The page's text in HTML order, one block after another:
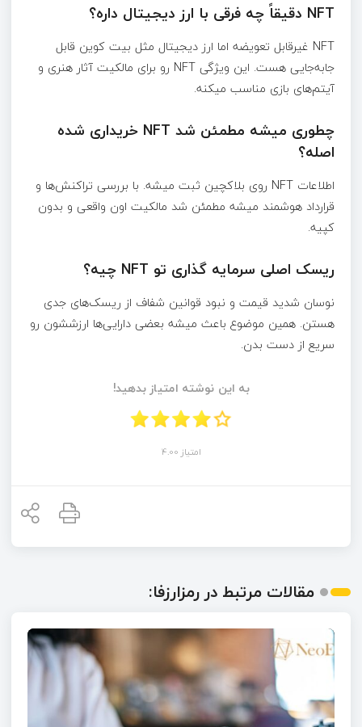
NFT دقیقاً چه فرقی با ارز دیجیتال داره؟
NFT غیرقابل تعویضه اما ارز دیجیتال مثل بیت کوین قابل
جابه‌جایی هست. این ویژگی NFT رو برای مالکیت آثار هنری و
آیتم‌های بازی مناسب میکنه.
چطوری میشه مطمئن شد NFT خریداری شده
اصله؟
اطلاعات NFT روی بلاکچین ثبت میشه. با بررسی تراکنش‌ها و
قرارداد هوشمند میشه مطمئن شد مالکیت اون واقعی و بدون
کپیه.
ریسک اصلی سرمایه گذاری تو NFT چیه؟
نوسان شدید قیمت و نبود قوانین شفاف از ریسک‌های جدی
هستن. همین موضوع باعث میشه بعضی دارایی‌ها ارزششون رو
سریع از دست بدن.
به این نوشته امتیاز بدهید!
امتیاز 4.00
مقالات مرتبط در رمزارزفا: